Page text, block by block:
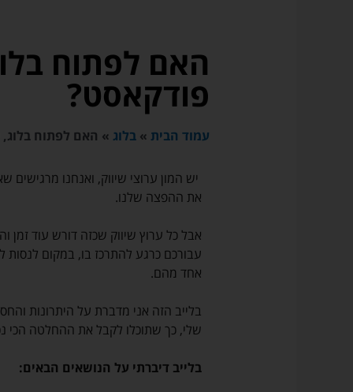
האם לפתוח
פודקאסט?
עמוד הבית »בלוג » האם לפתוח בלוג,
יש המון ערוצי שיווק, ואנחנו
את ההפצה שלנו.
אבל כל ערוץ שיווק שכזה דורש עוד זמן
עבורכם כרגע להתרכז בו, במקום לנסות
אחד מהם.
בלייב הזה אני מדברת על היתרונות
שלי, כך שתוכלו לקבל את ההחלטה הכי
בלייב דיברתי על הנושאים הבאים: